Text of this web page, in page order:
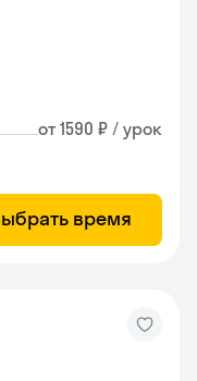
от 1590 ₽ / урок
время